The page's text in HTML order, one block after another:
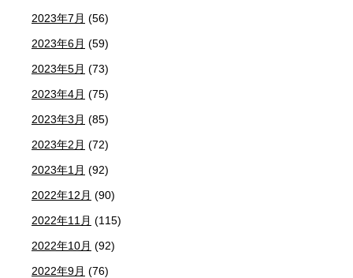
2023年7月 (56)
2023年6月 (59)
2023年5月 (73)
2023年4月 (75)
2023年3月 (85)
2023年2月 (72)
2023年1月 (92)
2022年12月 (90)
2022年11月 (115)
2022年10月 (92)
2022年9月 (76)